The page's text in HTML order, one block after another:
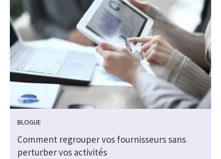
BLOGUE
Comment regrouper vos fournisseurs sans
perturber vos activités